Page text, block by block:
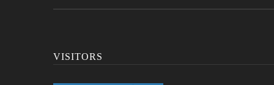
VISITORS